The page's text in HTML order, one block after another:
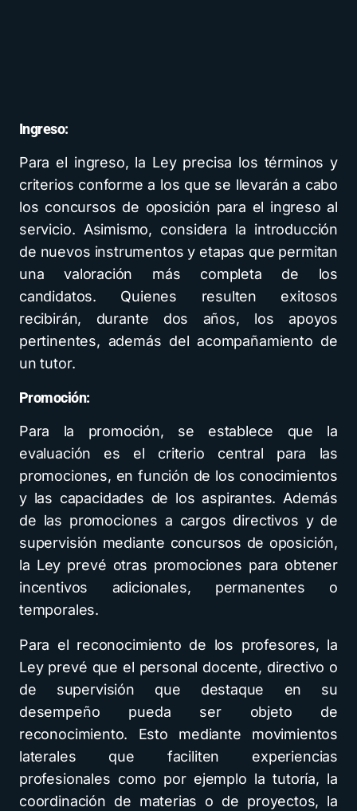
Ingreso:
Para el ingreso, la Ley precisa los términos y
criterios conforme a los que se llevarán a cabo
los concursos de oposición para el ingreso al
servicio. Asimismo, considera la introducción
de nuevos instrumentos y etapas que permitan
una valoración más completa de los
candidatos. Quienes resulten exitosos
recibirán, durante dos años, los apoyos
pertinentes, además del acompañamiento de
un tutor.
Promoción:
Para la promoción, se establece que la
evaluación es el criterio central para las
promociones, en función de los conocimientos
y las capacidades de los aspirantes. Además
de las promociones a cargos directivos y de
supervisión mediante concursos de oposición,
la Ley prevé otras promociones para obtener
incentivos adicionales, permanentes o
temporales.
Para el reconocimiento de los profesores, la
Ley prevé que el personal docente, directivo o
de supervisión que destaque en su
desempeño pueda ser objeto de
reconocimiento. Esto mediante movimientos
laterales que faciliten experiencias
profesionales como por ejemplo la tutoría, la
coordinación de materias o de proyectos, la